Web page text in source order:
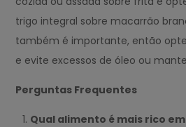
trigo integral sobre macarrão
também é importante, então
e evite excessos de óleo ou
Perguntas Frequentes
Qual alimento é mais rico